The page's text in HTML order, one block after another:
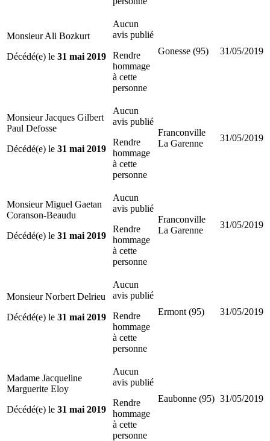
Monsieur Ali Bozkurt
Décédé(e) le 31 mai 2019
Aucun
avis publié
Rendre
hommage
à cette
personne
Gonesse (95) 31/05/2019
Monsieur Jacques Gilbert
Paul Defosse
Décédé(e) le 31 mai 2019
Aucun
avis publié
Rendre
hommage
à cette
personne
Franconville
La Garenne
31/05/2019
Monsieur Miguel Gaetan
Coranson-Beaudu
Décédé(e) le 31 mai 2019
Aucun
avis publié
Rendre
hommage
à cette
personne
Franconville
La Garenne
31/05/2019
Monsieur Norbert Delrieu
Décédé(e) le 31 mai 2019
Aucun
avis publié
Rendre
hommage
à cette
personne
Ermont (95) 31/05/2019
Madame Jacqueline
Marguerite Eloy
Décédé(e) le 31 mai 2019
Aucun
avis publié
Rendre
hommage
à cette
personne
Eaubonne (95) 31/05/2019